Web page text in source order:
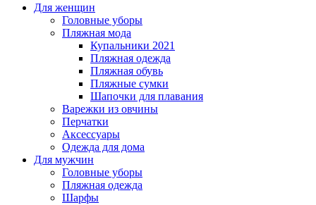
Для женщин
Головные уборы
Пляжная мода
Купальники 2021
Пляжная одежда
Пляжная обувь
Пляжные сумки
Шапочки для плавания
Варежки из овчины
Перчатки
Аксессуары
Одежда для дома
Для мужчин
Головные уборы
Пляжная одежда
Шарфы